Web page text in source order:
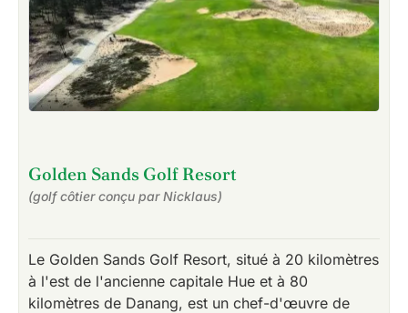
Golden Sands Golf Resort
(golf côtier conçu par Nicklaus)
Le Golden Sands Golf Resort, situé à 20 kilomètres
à l'est de l'ancienne capitale Hue et à 80
kilomètres de Danang, est un chef-d'œuvre de